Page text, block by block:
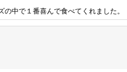
中で１番喜んで食べてくれました。